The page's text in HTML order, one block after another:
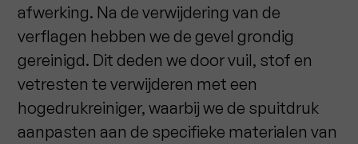
afwerking. Na de verwijdering van de
verflagen hebben we de gevel grondig
gereinigd. Dit deden we door vuil, stof en
vetresten te verwijderen met een
hogedrukreiniger, waarbij we de spuitdruk
aanpasten aan de specifieke materialen van